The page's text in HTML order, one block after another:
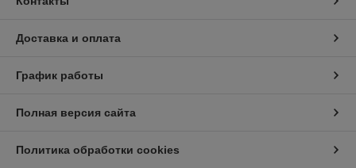
Доставка и оплата
График работы
Полная версия сайта
Политика обработки cookies